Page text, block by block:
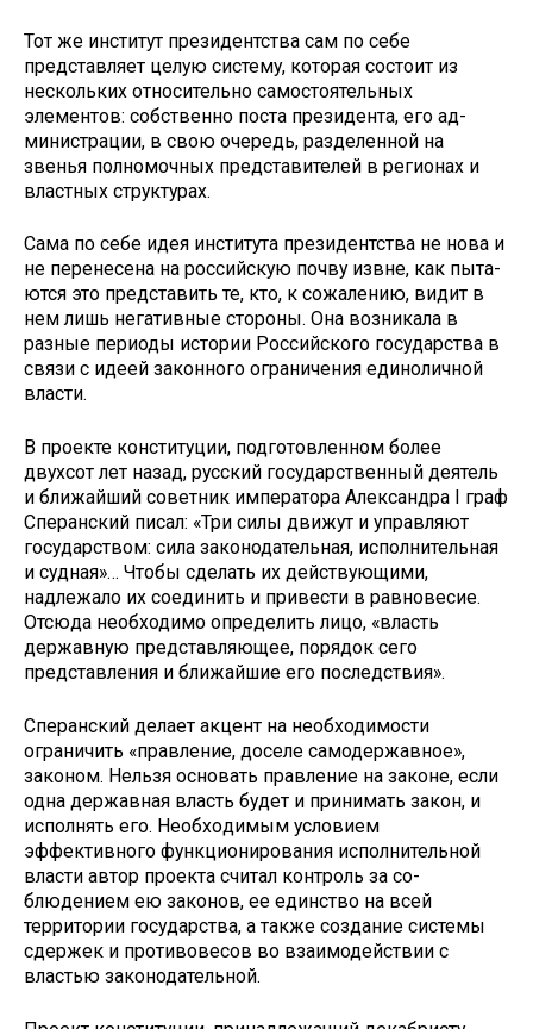
Тот же институт президентства сам по себе
представляет целую систему, которая состоит из
нескольких отно­сительно самостоятельных
элементов: собственно поста президента, его ад­
министрации, в свою очередь, разде­ленной на
звенья полномочных пред­ставителей в регионах и
властных структурах.
Сама по себе идея института пре­зидентства не нова и
не перенесена на российскую почву извне, как пыта­
ются это представить те, кто, к сожа­лению, видит в
нем лишь негативные стороны. Она возникала в
разные пе­риоды истории Российского государ­ства в
связи с идеей законного огра­ничения единоличной
власти.
В проекте конституции, подготов­ленном более
двухсот лет назад, рус­ский государственный деятель
и бли­жайший советник императора Алек­сандра I граф
Сперанский писал: «Три силы движут и управляют
государством: сила законодательная, исполни­тельная
и судная»… Чтобы сделать их действующими,
надлежало их соеди­нить и привести в равновесие.
Отсюда необходимо определить лицо, «власть
державную представляющее, порядок сего
представления и ближайшие его последствия».
Сперанский делает акцент на необ­ходимости
ограничить «правление, до­селе самодержавное»,
законом. Нельзя основать правление на законе, если
одна державная власть будет и прини­мать закон, и
исполнять его. Необхо­димым условием
эффективного функ­ционирования исполнительной
власти автор проекта считал контроль за со­
блюдением ею законов, ее единство на всей
территории государства, а также создание системы
сдержек и противо­весов во взаимодействии с
властью законодательной.